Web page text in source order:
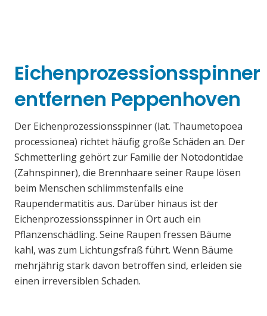
Eichenprozessionsspinner
entfernen Peppenhoven
Der Eichenprozessionsspinner (lat. Thaumetopoea
processionea) richtet häufig große Schäden an. Der
Schmetterling gehört zur Familie der Notodontidae
(Zahnspinner), die Brennhaare seiner Raupe lösen
beim Menschen schlimmstenfalls eine
Raupendermatitis aus. Darüber hinaus ist der
Eichenprozessionsspinner in Ort auch ein
Pflanzenschädling. Seine Raupen fressen Bäume
kahl, was zum Lichtungsfraß führt. Wenn Bäume
mehrjährig stark davon betroffen sind, erleiden sie
einen irreversiblen Schaden.